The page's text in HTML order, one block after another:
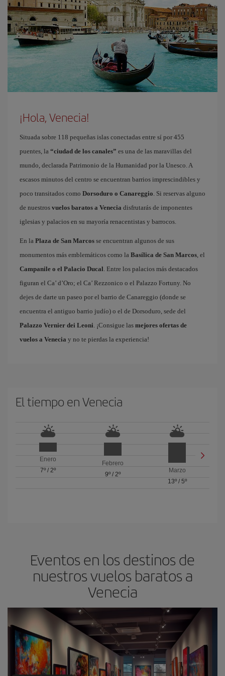
¡Hola, Venecia!
Situada sobre 118 pequeñas islas conectadas entre sí por 455
puentes, la “ciudad de los canales” es una de las maravillas del
mundo, declarada Patrimonio de la Humanidad por la Unesco. A
escasos minutos del centro se encuentran barrios imprescindibles y
poco transitados como Dorsoduro o Canareggio. Si reservas alguno
de nuestros vuelos baratos a Venecia disfrutarás de imponentes
iglesias y palacios en su mayoría renacentistas y barrocos.
En la Plaza de San Marcos se encuentran algunos de sus
monumentos más emblemáticos como la Basílica de San Marcos, el
Campanile o el Palacio Ducal. Entre los palacios más destacados
figuran el Ca’ d’Oro; el Ca’ Rezzonico o el Palazzo Fortuny. No
dejes de darte un paseo por el barrio de Canareggio (donde se
encuentra el antiguo barrio judío) o el de Dorsoduro, sede del
Palazzo Vernier dei Leoni. ¡Consigue las mejores ofertas de
vuelos a Venecia y no te pierdas la experiencia!
El tiempo en Venecia
Enero
7º/ 2º
Febrero
9º/ 2º
Marzo
13º/ 5º
Eventos en los destinos de
nuestros vuelos baratos a
Venecia